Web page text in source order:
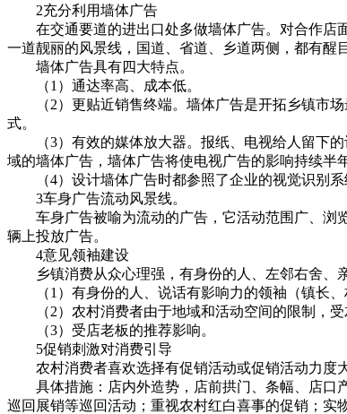
2充分利用墙体广告
在交通要道的进出口处多做墙体广告。对合作店面
一道靓丽的风景线，国道、省道、乡道两侧，都有醒
墙体广告具有四大特点。
（1）通达率高、成本低。
（2）更贴近销售终端。墙体广告是开拓乡镇市场
式。
（3）有效的媒体放大器。报纸、电视给人留下的
域的墙体广告，墙体广告将使电视广告的影响持续半
（4）设计墙体广告时都参照了企业的视觉识别系
3车身广告流动风景线。
车身广告被喻为流动的广告，它活动范围广、浏览
辆上投放广告。
4意见领袖建设
乡镇消费从众心理强，有身份的人、左邻右舍、亲
（1）有身份的人、说话有影响力的领袖（镇长、
（2）农村消费者由于地域和活动空间的限制，受
（3）受店老板的推荐影响。
5促销刺激对消费引导
农村消费者喜欢选择有促销活动或促销活动力度大
具体措施：店内外造势，店前拱门、条幅、店口产
巡回展销等巡回活动；重视农村红白喜事的促销；实